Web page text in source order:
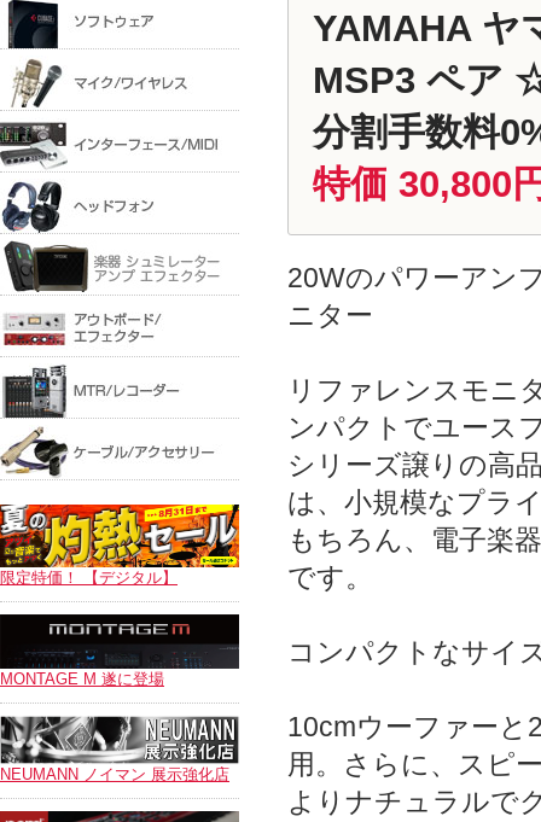
限定特価！ 【デジタル】
MONTAGE M 遂に登場
NEUMANN ノイマン 展示強化店
YAMAHA ヤ
MSP3 ペア
分割手数料
特価 30,800
20Wのパワーアン
ニター
リファレンスモニ
ンパクトでユース
シリーズ譲りの高
は、小規模なプラ
もちろん、電子楽
です。
コンパクトなサイ
10cmウーファーと
用。さらに、スピ
よりナチュラルで